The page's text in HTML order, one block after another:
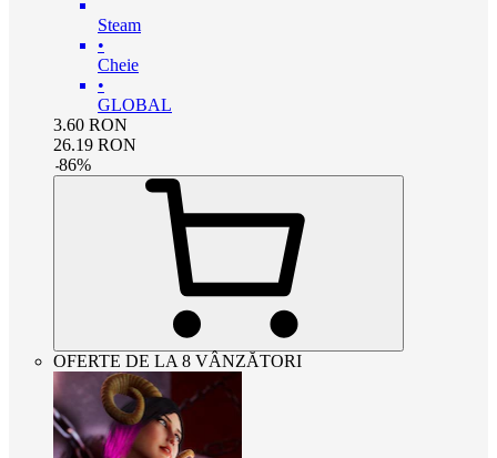
Steam
•
Cheie
•
GLOBAL
3.60 RON
26.19 RON
-86%
OFERTE DE LA 8 VÂNZĂTORI